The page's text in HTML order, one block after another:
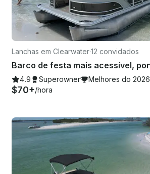
Lanchas em Clearwater·12 convidados
4.9 Superowner Melhores do 2026
$70+/hora